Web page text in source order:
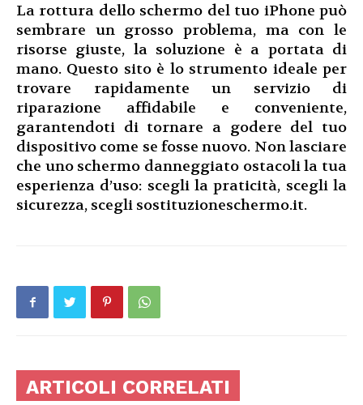
La rottura dello schermo del tuo iPhone può
sembrare un grosso problema, ma con le
risorse giuste, la soluzione è a portata di
mano. Questo sito è lo strumento ideale per
trovare rapidamente un servizio di
riparazione affidabile e conveniente,
garantendoti di tornare a godere del tuo
dispositivo come se fosse nuovo. Non lasciare
che uno schermo danneggiato ostacoli la tua
esperienza d’uso: scegli la praticità, scegli la
sicurezza, scegli sostituzioneschermo.it.
ARTICOLI CORRELATI